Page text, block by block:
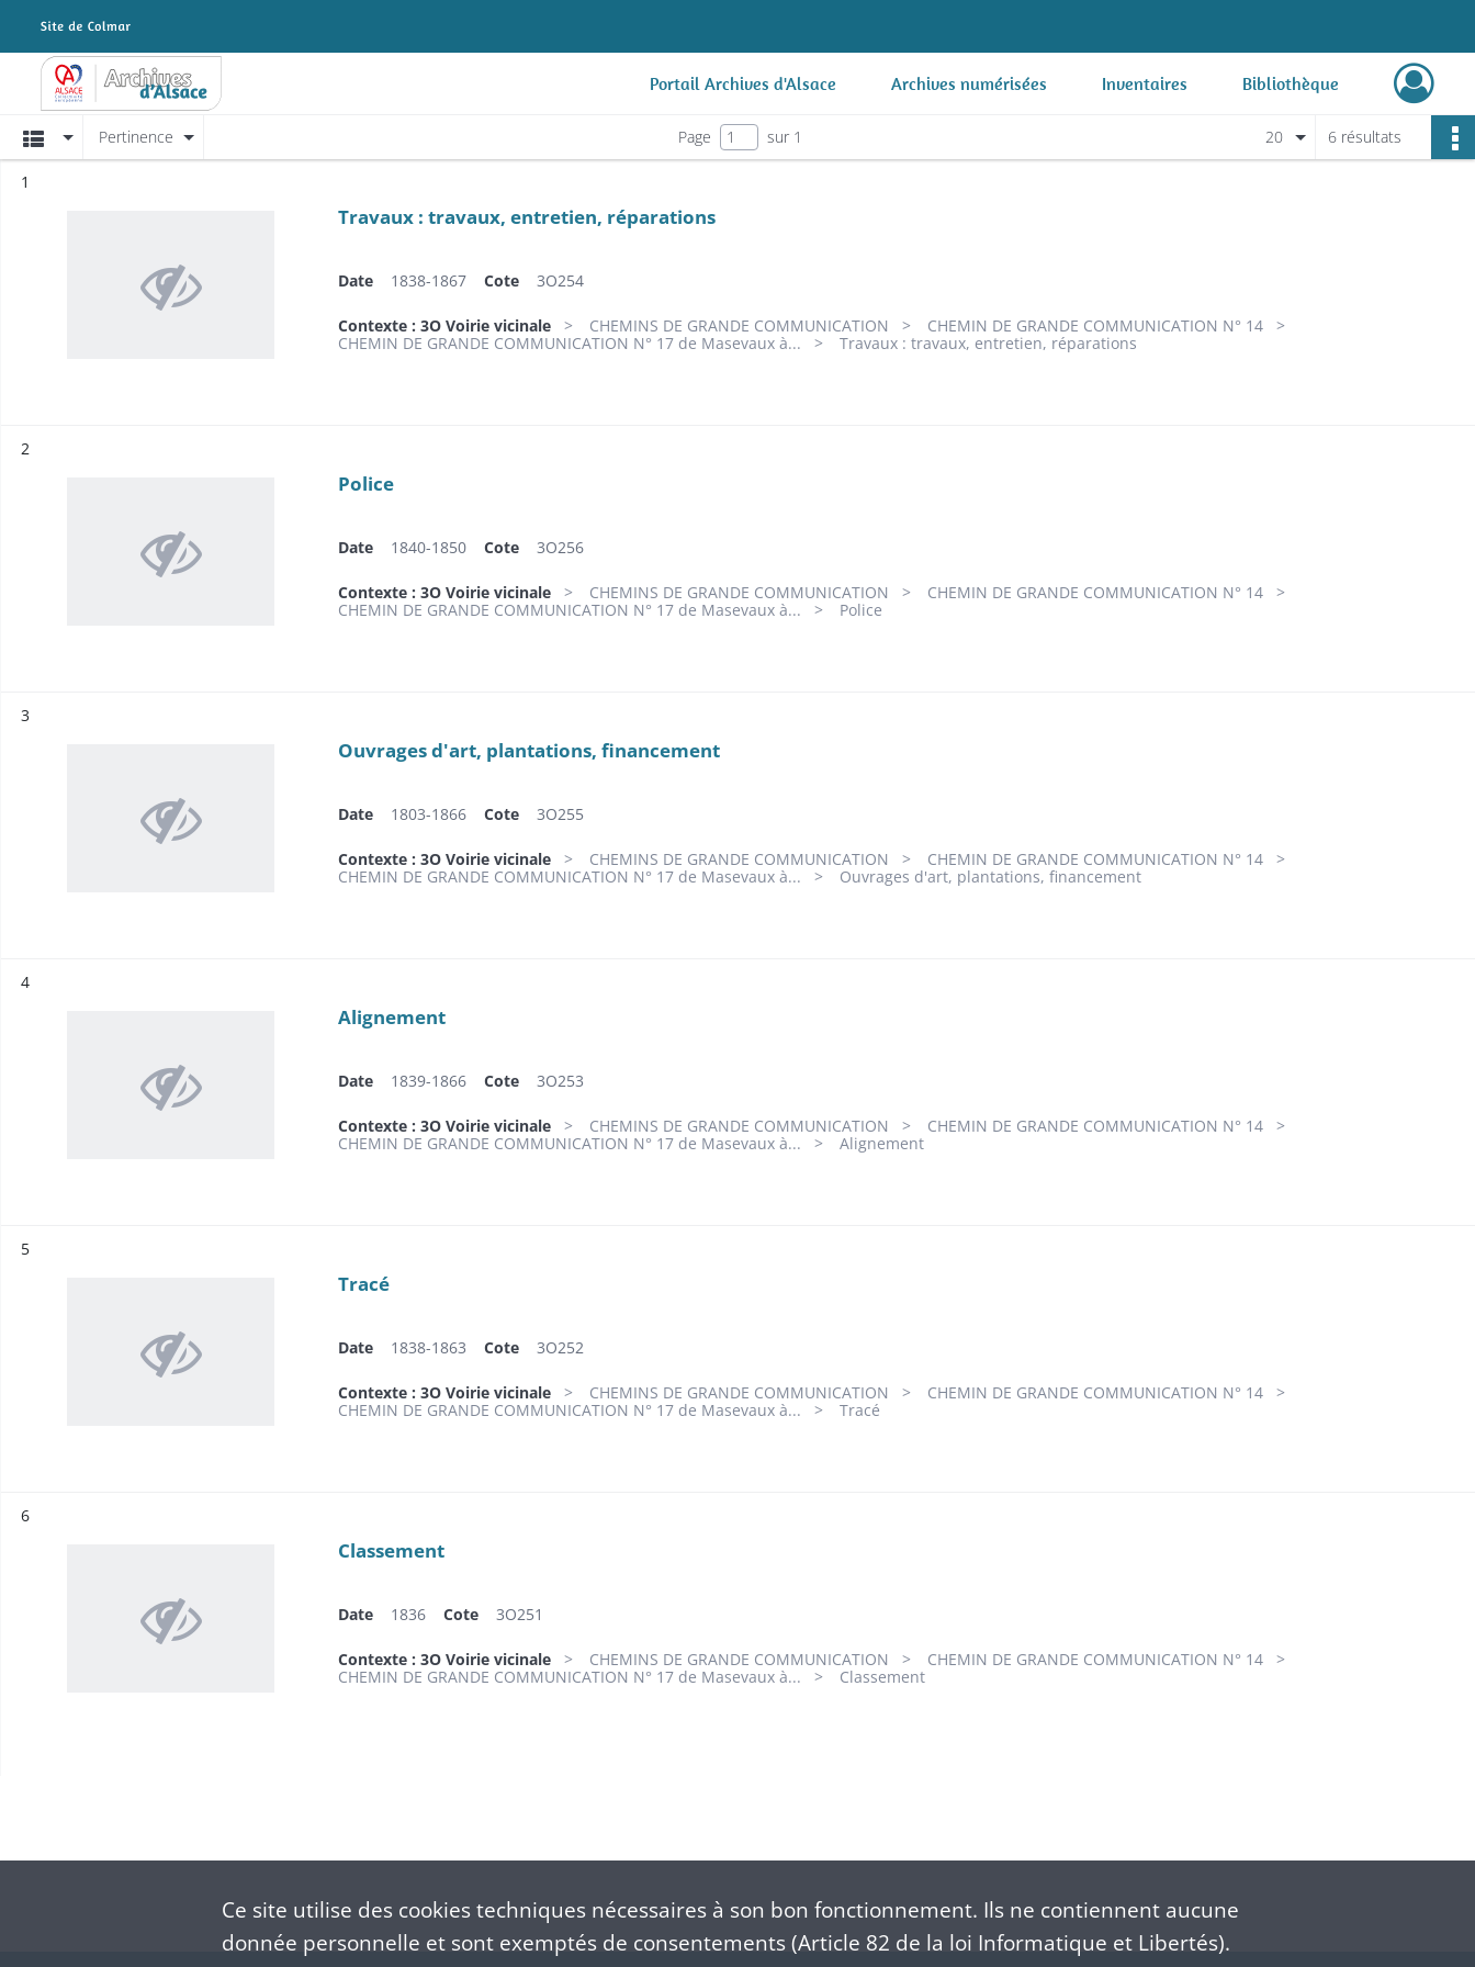
Archives Alsace - Colmar Portail Archives d'Alsace Archives numérisées Inventaires Bibliothèque
AffichagePertinence Page sur 1 6 résultats
20
1
Travaux : travaux, entretien, réparations
Date 1838-1867 Cote 3O254
Contexte : 3O Voirie vicinale CHEMINS DE GRANDE COMMUNICATION
CHEMIN DE GRANDE COMMUNICATION N° 14
CHEMIN DE GRANDE COMMUNICATION N° 17 de Masevaux à...
Travaux : travaux, entretien, réparations
2
Police
Date 1840-1850 Cote 3O256
Contexte : 3O Voirie vicinale CHEMINS DE GRANDE COMMUNICATION
CHEMIN DE GRANDE COMMUNICATION N° 14
CHEMIN DE GRANDE COMMUNICATION N° 17 de Masevaux à...
Police
3
Ouvrages d'art, plantations, financement
Date 1803-1866 Cote 3O255
Contexte : 3O Voirie vicinale CHEMINS DE GRANDE COMMUNICATION
CHEMIN DE GRANDE COMMUNICATION N° 14
CHEMIN DE GRANDE COMMUNICATION N° 17 de Masevaux à...
Ouvrages d'art, plantations, financement
4
Alignement
Date 1839-1866 Cote 3O253
Contexte : 3O Voirie vicinale CHEMINS DE GRANDE COMMUNICATION
CHEMIN DE GRANDE COMMUNICATION N° 14
CHEMIN DE GRANDE COMMUNICATION N° 17 de Masevaux à...
Alignement
5
Tracé
Date 1838-1863 Cote 3O252
Contexte : 3O Voirie vicinale CHEMINS DE GRANDE COMMUNICATION
CHEMIN DE GRANDE COMMUNICATION N° 14
CHEMIN DE GRANDE COMMUNICATION N° 17 de Masevaux à...
Tracé
6
Classement
Date 1836 Cote 3O251
Contexte : 3O Voirie vicinale CHEMINS DE GRANDE COMMUNICATION
CHEMIN DE GRANDE COMMUNICATION N° 14
CHEMIN DE GRANDE COMMUNICATION N° 17 de Masevaux à...
Classement
Ce site utilise des cookiestechniques nécessaires à son bon fonctionnement. Ils ne contiennent aucune
donnée personnelle et sont exemptés de consentements (Article 82 de la loi Informatique et Libertés).